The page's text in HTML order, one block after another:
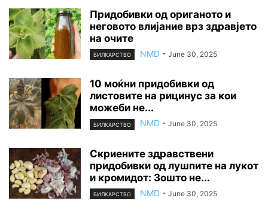
Придобивки од ориганото и
неговото влијание врз здравјето
на очите
БИЛКАРСТВО NMD - June 30, 2025
10 моќни придобивки од
листовите на рицинус за кои
можеби не...
БИЛКАРСТВО NMD - June 30, 2025
Скриените здравствени
придобивки од лушпите на лукот
и кромидот: Зошто не...
БИЛКАРСТВО NMD - June 30, 2025